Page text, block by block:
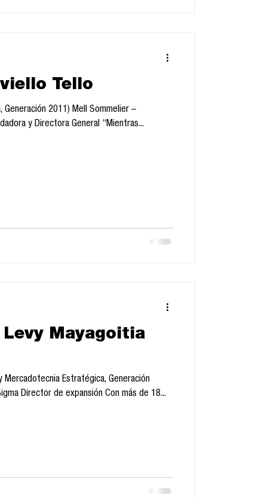
Tello
Generación 2011) Mell Sommelier –
y Directora General “Mientras...
Mayagoitia
Mercadotecnia Estratégica, Generación
Director de expansión Con más de 18...